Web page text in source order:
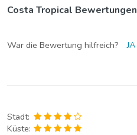
Costa Tropical Bewertungen
War die Bewertung hilfreich? JA
Stadt:
Küste: